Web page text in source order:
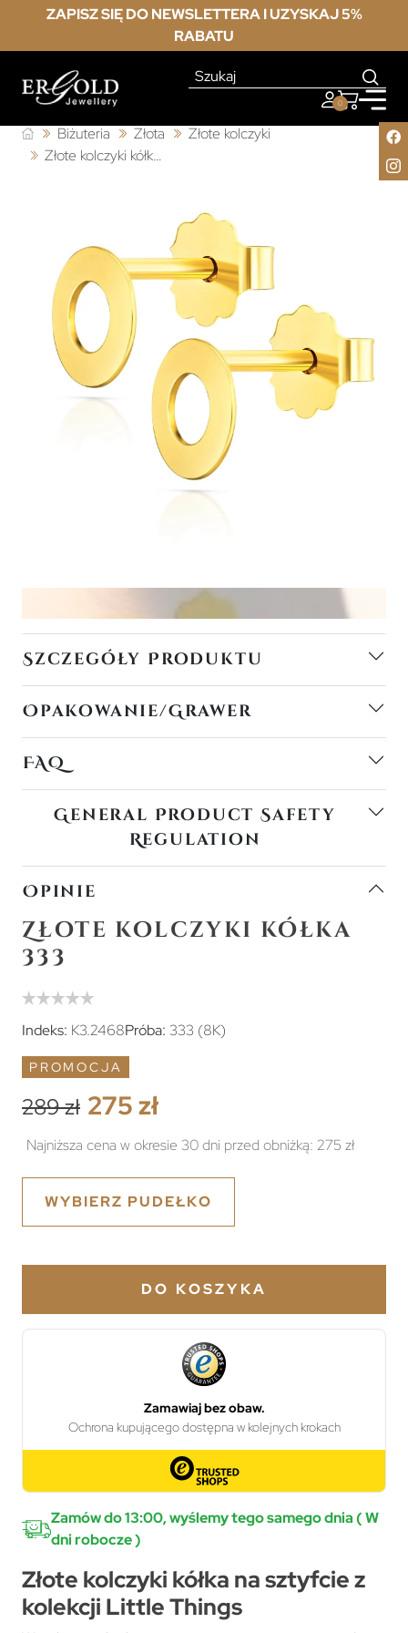
ZAPISZ SIĘ DO NEWSLETTERA I UZYSKAJ 5%
RABATU
0
Biżuteria Złota
Złote kolczyki
Złote kolczyki kółka 333
Szczegóły Produktu
Opakowanie/Grawer
FAQ
General Product Safety
Regulation
Opinie
Złote kolczyki kółka
333
Indeks: K3.2468Próba: 333 (8K)
PROMOCJA
289 zł 275 zł
Najniższa cena w okresie 30 dni przed obniżką: 275 zł
WYBIERZ PUDEŁKO
DO KOSZYKA
Zamów do 13:00, wyślemy tego samego dnia ( W
dni robocze )
Złote kolczyki kółka na sztyfcie z
kolekcji Little Things